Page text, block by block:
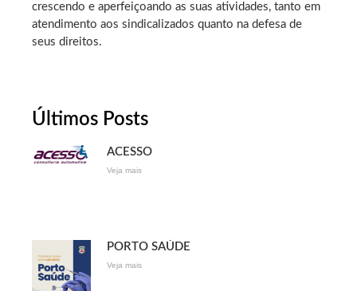
crescendo e aperfeiçoando as suas atividades, tanto em
atendimento aos sindicalizados quanto na defesa de
seus direitos.
Últimos Posts
ACESSO
Veja mais
PORTO SAÚDE
Veja mais